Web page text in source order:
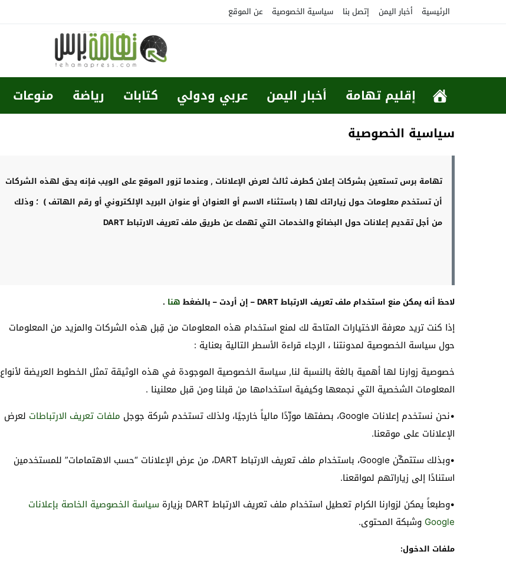
الرئيسية أخبار اليمن إتصل بنا سياسية الخصوصية عن الموقع
إقليم تهامة أخبار اليمن عربي ودولي كتابات رياضة منوعات
سياسية الخصوصية
تهامة برس تستعين بشركات إعلان كطرف ثالث لعرض الإعلانات , وعندما تزور الموقع على الويب فإنه يحق لهذه الشركات
أن تستخدم معلومات حول زياراتك لها ( باستثناء الاسم أو العنوان أو عنوان البريد الإلكتروني أو رقم الهاتف ) ؛ وذلك
من أجل تقديم إعلانات حول البضائع والخدمات التي تهمك عن طريق ملف تعريف الارتباط DART
لاحظ أنه يمكن منع استخدام ملف تعريف الارتباط DART – إن أردت – بالضغط هنا .
إذا كنت تريد معرفة الاختيارات المتاحة لك لمنع استخدام هذه المعلومات من قِبل هذه الشركات والمزيد من المعلومات
حول سياسة الخصوصية لمدونتنا ، الرجاء قراءة الأسطر التالية بعناية :
خصوصية زوارنا لها أهمية بالغة بالنسبة لنا, سياسة الخصوصية الموجودة في هذه الوثيقة تمثل الخطوط العريضة لأنواع
المعلومات الشخصية التي نجمعها وكيفية استخدامها من قبلنا ومن قبل معلنينا .
•نحن نستخدم إعلانات Google، بصفتها مورِّدًا مالياً خارجيًا، ولذلك تستخدم شركة جوجل
ملفات تعريف الارتباطات لعرض
الإعلانات على موقعنا.
•وبذلك ستتمكّن Google، باستخدام ملف تعريف الارتباط DART، من عرض الإعلانات “حسب الاهتمامات” للمستخدمين
استنادًا إلى زياراتهم لمواقعنا.
•وطبعاً يمكن لزوارنا الكرام تعطيل استخدام ملف تعريف الارتباط DART بزيارة
سياسة الخصوصية الخاصة بإعلانات
Google وشبكة المحتوى.
ملفات الدخول: